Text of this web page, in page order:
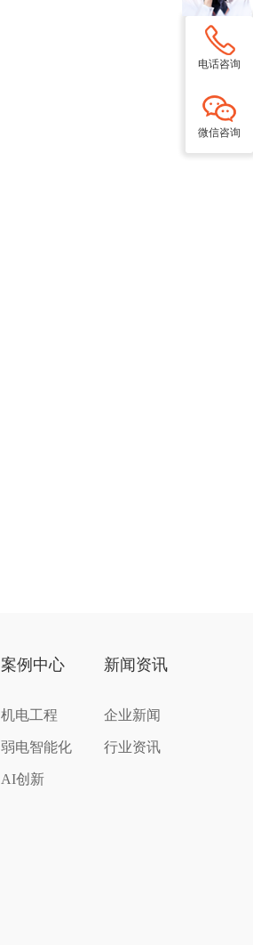
案例中心
机电工程
弱电智能化
AI创新
新闻资讯
企业新闻
行业资讯
电话咨询
微信咨询